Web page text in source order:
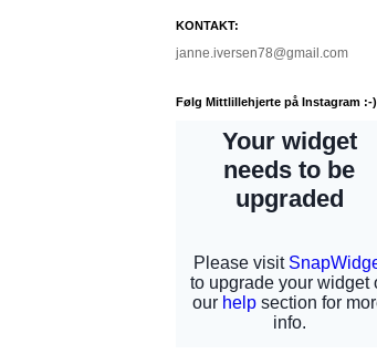
KONTAKT:
janne.iversen78@gmail.com
Følg Mittlillehjerte på Instagram :-)